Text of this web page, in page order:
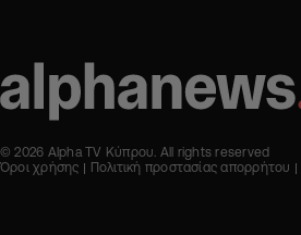
© 2026 Alpha TV Κύπρου. All rights reserved
Όροι χρήσης
Πολιτική προστασίας απορρήτου